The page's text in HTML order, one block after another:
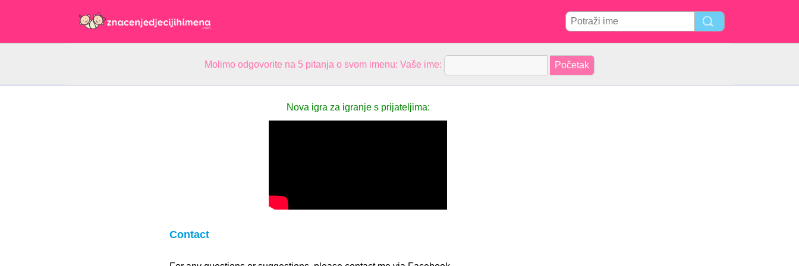
Molimo odgovorite na 5 pitanja o svom imenu: Vaše ime:
Nova igra za igranje s prijateljima:
Contact